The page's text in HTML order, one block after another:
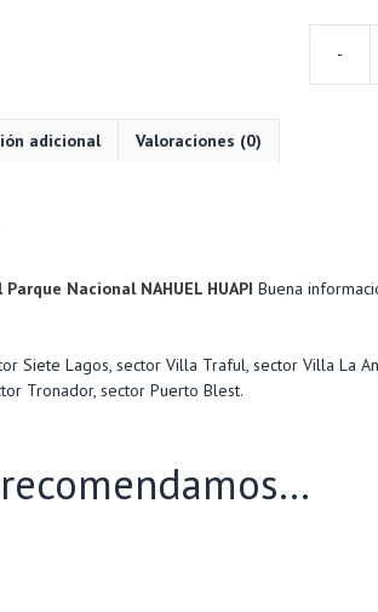
-
TAIKEN
adicional Valoraciones (0)
Nacional NAHUEL HUAPI Buena
Siete Lagos, sector Villa Traful, sector Villa La
Tronador, sector Puerto Blest.